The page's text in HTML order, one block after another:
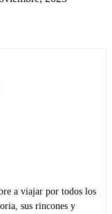
a viajar por todos los
sus rincones y